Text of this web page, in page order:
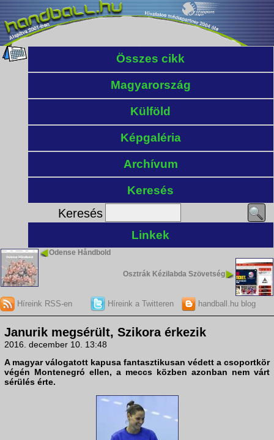
Összes cikk
Magyarország
Külföld
Képgaléria
Archívum
Keresés
Keresés
Linkek
Odense Håndbold
Osztrák Kézilabda Szövetség
Híreink RSS-en Híreink a Twitteren handball.hu blog
Janurik megsérült, Szikora érkezik
2016. december 10. 13:48
A magyar válogatott kapusa fantasztikusan védett a csoportkör
végén Montenegró ellen, a meccs közben azonban nem várt
sérülés érte.